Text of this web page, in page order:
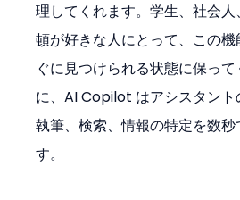
理してくれます。学生、社会
頓が好きな人にとって、この
ぐに見つけられる状態に保っ
に、AI Copilot はアシスタント
執筆、検索、情報の特定を数
す。